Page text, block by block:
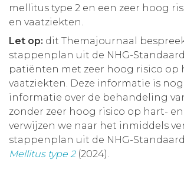
mellitus type 2 en een zeer hoog
en vaatziekten.
Let op: dit Themajournaal
stappenplan uit de NHG-
patiënten met zeer hoog risico op
vaatziekten. Deze informatie is
informatie over de behandeling
zonder zeer hoog risico op hart-
verwijzen we naar het inmiddels
stappenplan uit de NHG-Standaard
Mellitus type 2(2024).